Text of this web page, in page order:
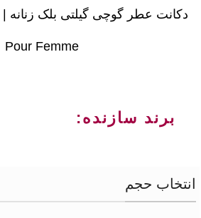
Pour Femme
برند سازنده:
انتخاب حجم